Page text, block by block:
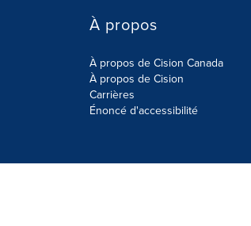
À propos
À propos de Cision Canada
À propos de Cision
Carrières
Énoncé d'accessibilité